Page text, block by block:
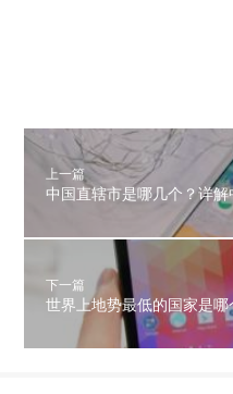
上一篇
中国直辖市是哪几个？详
下一篇
世界上地势最低的国家是